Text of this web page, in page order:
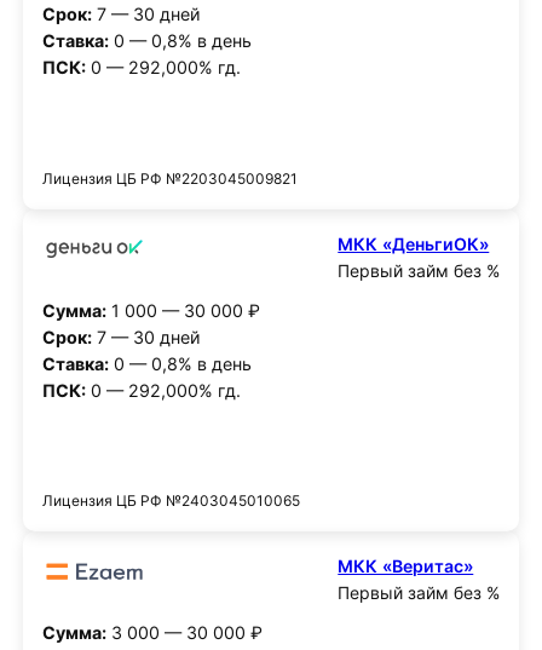
Срок:7 — 30 дней
Ставка:0 — 0,8% в день
ПСК:0 — 292,000% гд.
Лицензия ЦБ РФ №2203045009821
МКК «ДеньгиОК»
Первый займ без %
Сумма:1 000 — 30 000 ₽
Срок:7 — 30 дней
Ставка:0 — 0,8% в день
ПСК:0 — 292,000% гд.
Лицензия ЦБ РФ №2403045010065
МКК «Веритас»
Первый займ без %
Сумма:3 000 — 30 000 ₽